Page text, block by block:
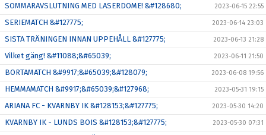
SOMMARAVSLUTNING MED LASERDOME! &#128680; 2023-06-15 22:55
SERIEMATCH &#127775; 2023-06-14 23:03
SISTA TRÄNINGEN INNAN UPPEHÅLL &#127775; 2023-06-13 21:28
Vilket gäng! &#11088;&#65039; 2023-06-11 21:50
BORTAMATCH &#9917;&#65039;&#128079; 2023-06-08 19:56
HEMMAMATCH &#9917;&#65039;&#127968; 2023-05-31 19:15
ARIANA FC - KVARNBY IK &#128153;&#127775; 2023-05-30 14:20
KVARNBY IK - LUNDS BOIS &#128153;&#127775; 2023-05-30 07:31